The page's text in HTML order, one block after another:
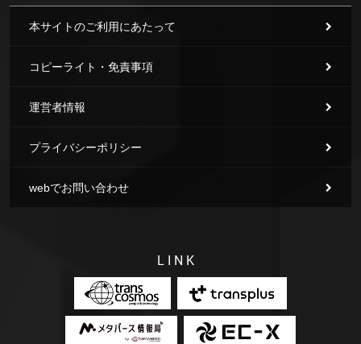
本サイトのご利用にあたって
コピーライト・免責事項
運営者情報
プライバシーポリシー
webでお問い合わせ
LINK